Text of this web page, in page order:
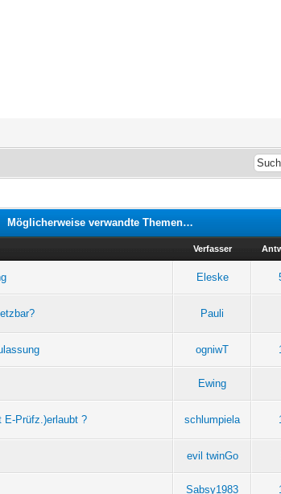
Möglicherweise verwandte Themen…
Verfasser
Eleske
Pauli
ogniwT
Ewing
E-Prüfz.)erlaubt ? schlumpiela
evil twinGo
Sabsy1983